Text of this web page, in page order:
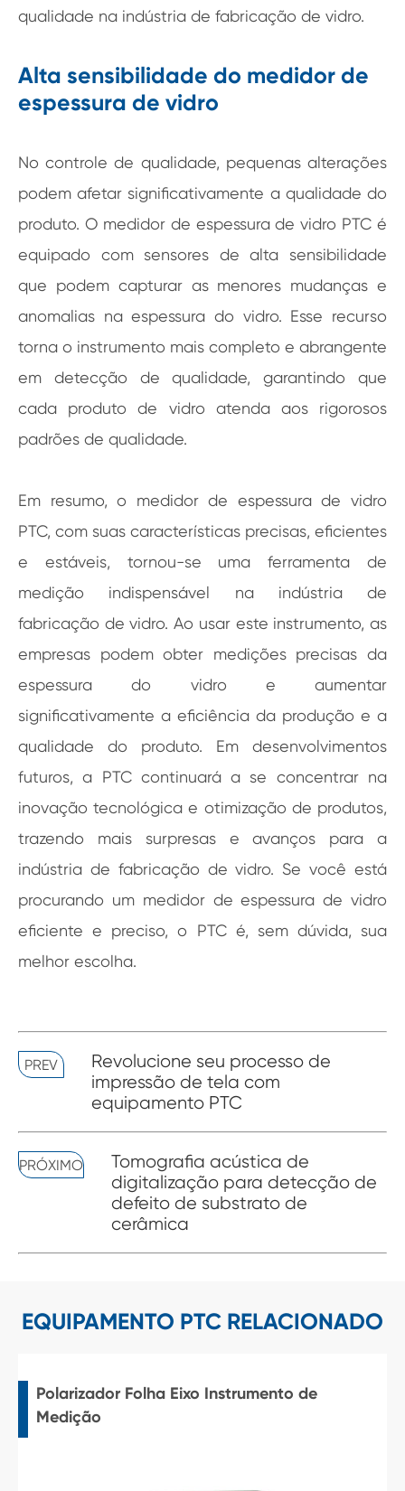
qualidade na indústria de fabricação de vidro.
Alta sensibilidade do medidor de
espessura de vidro
No controle de qualidade, pequenas alterações
podem afetar significativamente a qualidade do
produto. O medidor de espessura de vidro PTC é
equipado com sensores de alta sensibilidade
que podem capturar as menores mudanças e
anomalias na espessura do vidro. Esse recurso
torna o instrumento mais completo e abrangente
em detecção de qualidade, garantindo que
cada produto de vidro atenda aos rigorosos
padrões de qualidade.
Em resumo, o medidor de espessura de vidro
PTC, com suas características precisas, eficientes
e estáveis, tornou-se uma ferramenta de
medição indispensável na indústria de
fabricação de vidro. Ao usar este instrumento, as
empresas podem obter medições precisas da
espessura do vidro e aumentar
significativamente a eficiência da produção e a
qualidade do produto. Em desenvolvimentos
futuros, a PTC continuará a se concentrar na
inovação tecnológica e otimização de produtos,
trazendo mais surpresas e avanços para a
indústria de fabricação de vidro. Se você está
procurando um medidor de espessura de vidro
eficiente e preciso, o PTC é, sem dúvida, sua
melhor escolha.
PREV
Revolucione seu processo de
impressão de tela com
equipamento PTC
PRÓXIMO
Tomografia acústica de
digitalização para detecção de
defeito de substrato de
cerâmica
EQUIPAMENTO PTC RELACIONADO
Polarizador Folha Eixo Instrumento de
Medição